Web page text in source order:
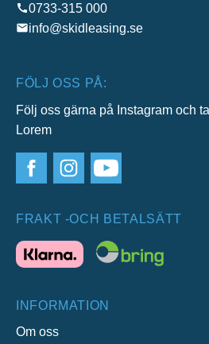
0733-315 000
info@skidleasing.se
FÖLJ OSS PÅ:
Följ oss gärna på Instagram och
Lorem
FRAKT -OCH BETALSÄTT
INFORMATION
Om oss